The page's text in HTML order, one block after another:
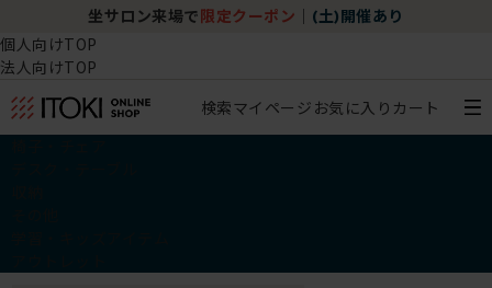
坐サロン来場で 限定クーポン (土)開催あり
個人向けTOP
法人向けTOP
検索マイページ お気に入り カート